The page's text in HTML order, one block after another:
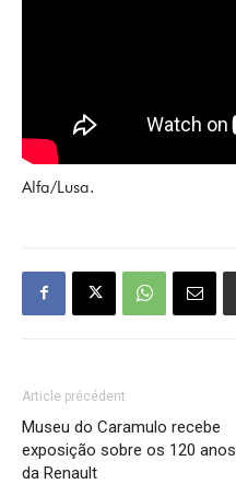
Alfa/Lusa.
Article précédent
Museu do Caramulo recebe
exposição sobre os 120 anos
da Renault